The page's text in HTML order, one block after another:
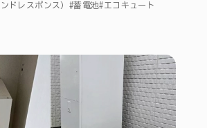
ドレスポンス） #蓄電池#エコキュート